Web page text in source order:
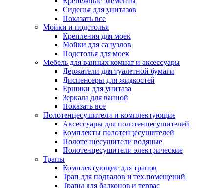
Сиденья для унитазов
Показать все
Мойки и подстолья
Крепления для моек
Мойки для санузлов
Подстолья для моек
Мебель для ванных комнат и аксессуары
Держатели для туалетной бумаги
Диспенсеры для жидкостей
Ершики для унитаза
Зеркала для ванной
Показать все
Полотенцесушители и комплектующие
Аксессуары для полотенцесушителей
Комплекты полотенцесушителей
Полотенцесушители водяные
Полотенцесушители электрические
Трапы
Комплектующие для трапов
Трап для подвалов и тех.помещений
Трапы для балконов и террас